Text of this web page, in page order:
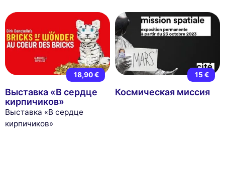
18,90 €
Выставка «В сердце
кирпичиков»
Выставка «В сердце
кирпичиков»
15 €
Космическая миссия